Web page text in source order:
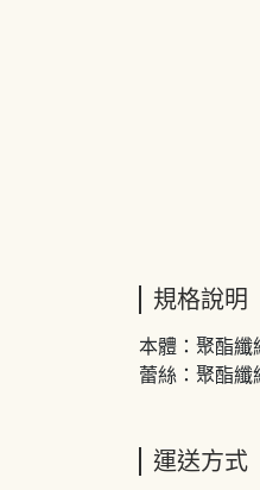
規格說明
本體：聚酯纖
蕾絲：聚酯纖
運送方式